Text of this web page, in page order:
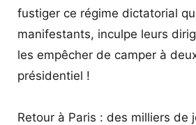
fustiger ce régime dictatorial
manifestants, inculpe leurs
les empêcher de camper à
présidentiel !
Retour à Paris : des milliers de